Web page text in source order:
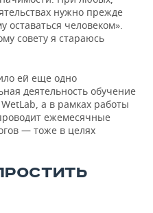
нужно прежде
оставаться человеком».
совету я стараюсь
ей еще одно
деятельность обучение
а в рамках работы
ежемесячные
— тоже в целях